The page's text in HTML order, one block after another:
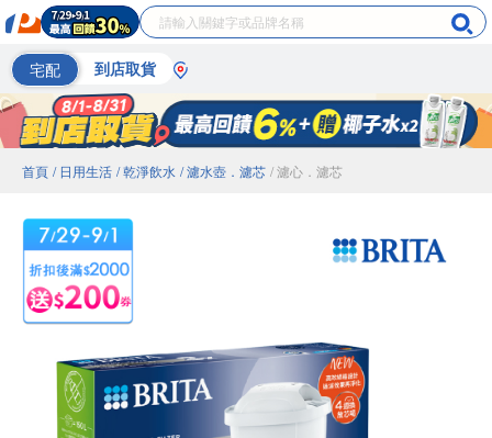
宅配 到店取貨
首頁 / 日用生活 / 乾淨飲水 / 濾水壺．濾芯 / 濾心．濾芯